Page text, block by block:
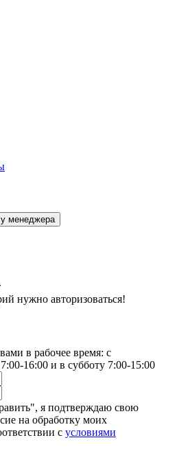
у менеджера
нужно авторизоваться!
в рабочее время: с
16:00 и в субботу 7:00-15:00
я подтверждаю свою
на обработку моих
с условиями